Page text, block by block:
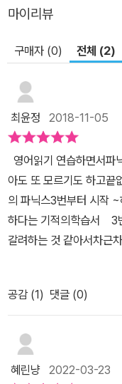
마이리뷰
구매자 (0) 전체 (2)
최윤정 2018-11-05
영어읽기 연습하면서파
아도 또 모르기도 하고끝
의 파닉스3번부터 시작
하다는 기적의학습서 3
갈려하는 것 같아서차근
어서 들으면서 하거나
익히기단어와 문장 리딩
어서하루는 학습, 하루는
수 있어서엄마표영어로
공감 (1) 댓글 (0)
혜린냥 2022-03-23